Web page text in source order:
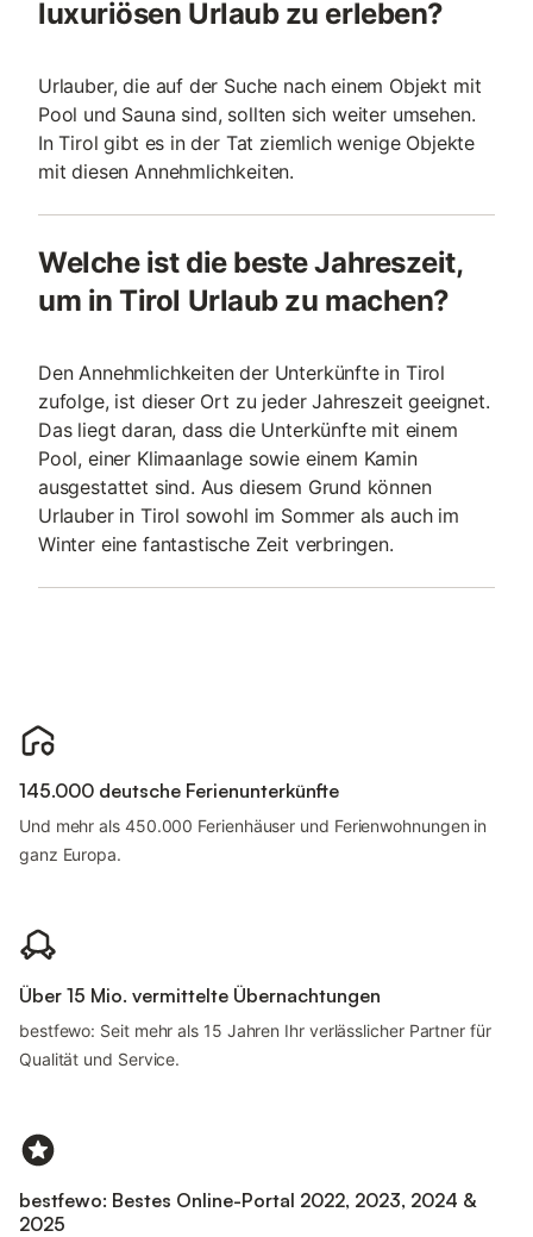
luxuriösen Urlaub zu erleben?
Urlauber, die auf der Suche nach einem Objekt mit
Pool und Sauna sind, sollten sich weiter umsehen.
In Tirol gibt es in der Tat ziemlich wenige Objekte
mit diesen Annehmlichkeiten.
Welche ist die beste Jahreszeit,
um in Tirol Urlaub zu machen?
Den Annehmlichkeiten der Unterkünfte in Tirol
zufolge, ist dieser Ort zu jeder Jahreszeit geeignet.
Das liegt daran, dass die Unterkünfte mit einem
Pool, einer Klimaanlage sowie einem Kamin
ausgestattet sind. Aus diesem Grund können
Urlauber in Tirol sowohl im Sommer als auch im
Winter eine fantastische Zeit verbringen.
145.000 deutsche Ferienunterkünfte
Und mehr als 450.000 Ferienhäuser und Ferienwohnungen in
ganz Europa.
Über 15 Mio. vermittelte Übernachtungen
bestfewo: Seit mehr als 15 Jahren Ihr verlässlicher Partner für
Qualität und Service.
bestfewo: Bestes Online-Portal 2022, 2023, 2024 &
2025